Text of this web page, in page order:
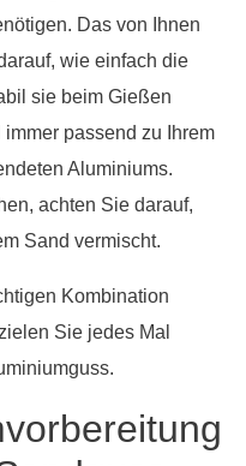
Das von Ihnen
wie einfach die
sie beim Gießen
passend zu Ihrem
Aluminiums.
achten Sie darauf,
Sand vermischt.
Kombination
Sie jedes Mal